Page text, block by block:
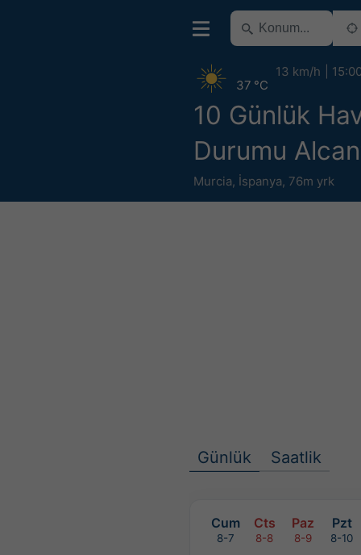
10 Günlük
Durumu
Murcia, İspanya, 76m yrk
37 °C
13 km/h
Günlük Saatlik
Cum Cts Paz Pzt
8-7 8-8 8-9 8-10